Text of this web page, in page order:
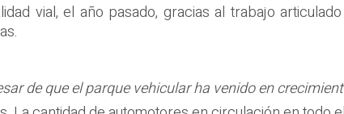
vial, el año pasado, gracias al trabajo
de que el parque vehicular ha venido en